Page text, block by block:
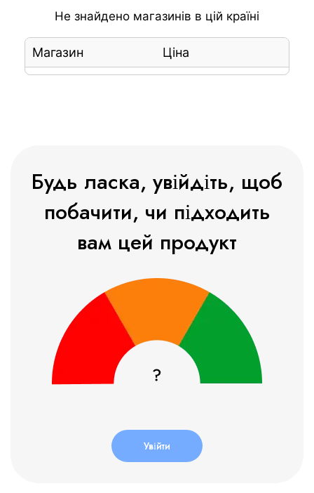
Не знайдено магазинів в цій країні
Магазин Ціна
Будь ласка, увійдіть, щоб
побачити, чи підходить
вам цей продукт
Увійти